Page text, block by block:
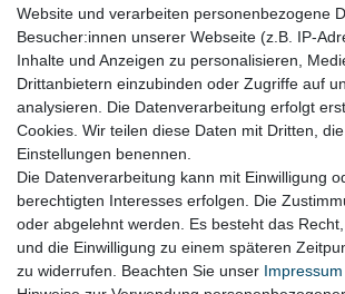
Informationen
Zahlung
Versand & Lieferung
Batterien & Pfand
Altölverordnung
Infos zum Elektrogesetz
ODR-Verordnung
FAQs
Hilfe
Kontakt
Mein Konto
Website und verarbeiten personenbezogene
Besucher:innen unserer Webseite (z.B. IP-
Inhalte und Anzeigen zu personalisieren,
Drittanbietern einzubinden oder Zugriffe auf
analysieren. Die Datenverarbeitung erfolgt
Cookies. Wir teilen diese Daten mit Dritten,
Einstellungen benennen.
Die Datenverarbeitung kann mit Einwilligung
berechtigten Interesses erfolgen. Die
oder abgelehnt werden. Es besteht das
und die Einwilligung zu einem späteren
zu widerrufen. Beachten Sie unser Impressum